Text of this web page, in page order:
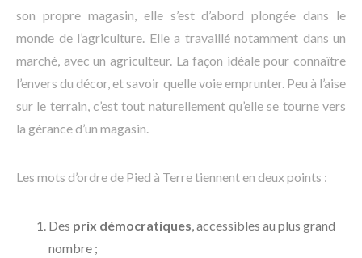
son propre magasin, elle s’est d’abord plongée dans le
monde de l’agriculture. Elle a travaillé notamment dans un
marché, avec un agriculteur. La façon idéale pour connaître
l’envers du décor, et savoir quelle voie emprunter. Peu à l’aise
sur le terrain, c’est tout naturellement qu’elle se tourne vers
la gérance d’un magasin.
Les mots d’ordre de Pied à Terre tiennent en deux points :
Des prix démocratiques, accessibles au plus grand
nombre ;